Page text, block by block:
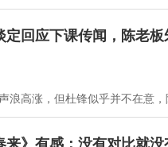
回应下课传闻，陈老板
浪高涨，但杜锋似乎并不在意
》有感：没有对比就没